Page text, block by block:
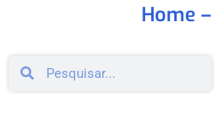
Home –